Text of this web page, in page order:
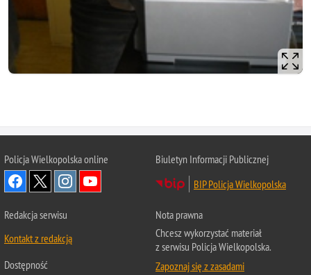
Policja Wielkopolska online
Biuletyn Informacji Publicznej
BIP Policja Wielkopolska
Redakcja serwisu
Kontakt z redakcją
Dostępność
Nota prawna
Chcesz wykorzystać materiał
z serwisu Policja Wielkopolska.
Zapoznaj się z zasadami